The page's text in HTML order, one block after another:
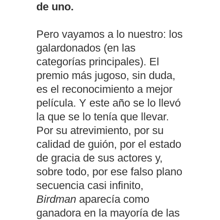
de uno.
Pero vayamos a lo nuestro: los
galardonados (en las
categorías principales). El
premio más jugoso, sin duda,
es el reconocimiento a mejor
película. Y este año se lo llevó
la que se lo tenía que llevar.
Por su atrevimiento, por su
calidad de guión, por el estado
de gracia de sus actores y,
sobre todo, por ese falso plano
secuencia casi infinito,
Birdman aparecía como
ganadora en la mayoría de las